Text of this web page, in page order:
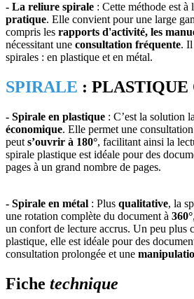
- La reliure spirale : Cette méthode est à
pratique. Elle convient pour une large
compris les rapports d'activité, les
nécessitant une consultation fréquente. Il
spirales : en plastique et en métal.
SPIRALE :
- Spirale en plastique : C’est la solution
économique. Elle permet une
peut s’ouvrir à 180°, facilitant ainsi la
spirale plastique est idéale pour des
pages à un grand nombre de pages.
- Spirale en métal : Plus qualitative, la
une rotation complète du document à 360°
un confort de lecture accrus. Un peu plus
plastique, elle est idéale pour des
consultation prolongée et une
Fiche technique